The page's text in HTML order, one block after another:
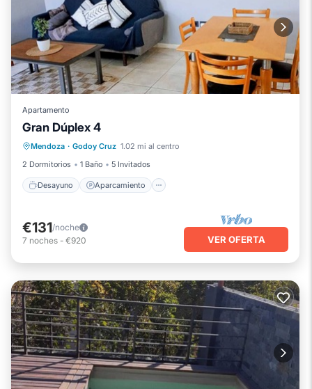
Apartamento
Gran Dúplex 4
Mendoza · Godoy Cruz 1.02 mi al centro
2 Dormitorios
1 Baño 5 Invitados
Desayuno Aparcamiento
Desayuno
Aire acondicionado
€131/noche
7 noches - €920 VER OFERTA